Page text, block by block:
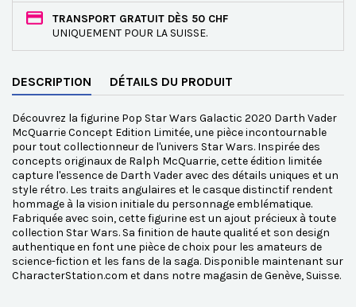
TRANSPORT GRATUIT DÈS 50 CHF
UNIQUEMENT POUR LA SUISSE.
DESCRIPTION DÉTAILS DU PRODUIT
Découvrez la figurine Pop Star Wars Galactic 2020 Darth Vader
McQuarrie Concept Edition Limitée, une pièce incontournable
pour tout collectionneur de l'univers Star Wars. Inspirée des
concepts originaux de Ralph McQuarrie, cette édition limitée
capture l'essence de Darth Vader avec des détails uniques et un
style rétro. Les traits angulaires et le casque distinctif rendent
hommage à la vision initiale du personnage emblématique.
Fabriquée avec soin, cette figurine est un ajout précieux à toute
collection Star Wars. Sa finition de haute qualité et son design
authentique en font une pièce de choix pour les amateurs de
science-fiction et les fans de la saga. Disponible maintenant sur
CharacterStation.com et dans notre magasin de Genève, Suisse.